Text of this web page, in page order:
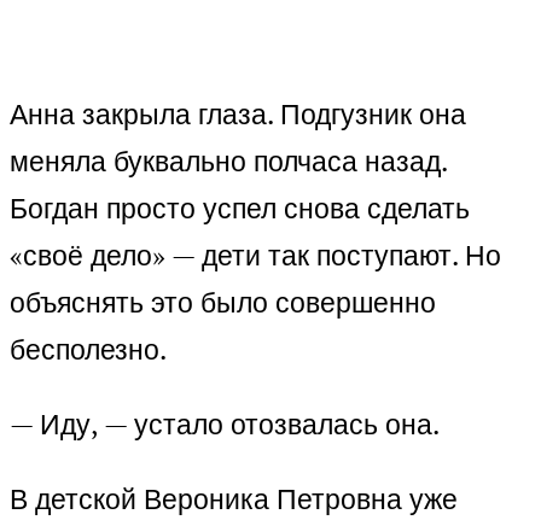
Анна закрыла глаза. Подгузник она
меняла буквально полчаса назад.
Богдан просто успел снова сделать
«своё дело» — дети так поступают. Но
объяснять это было совершенно
бесполезно.
— Иду, — устало отозвалась она.
В детской Вероника Петровна уже